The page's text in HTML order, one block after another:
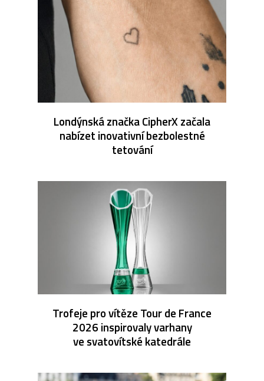
Londýnská značka CipherX začala
nabízet inovativní bezbolestné
tetování
Trofeje pro vítěze Tour de France
2026 inspirovaly varhany
ve svatovítské katedrále